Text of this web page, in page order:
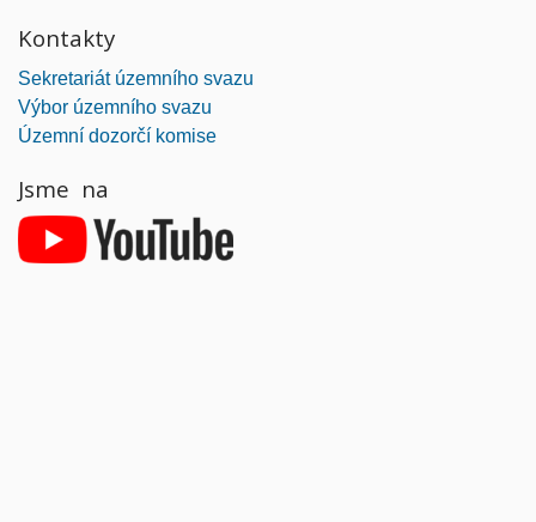
Kontakty
Sekretariát územního svazu
Výbor územního svazu
Územní dozorčí komise
Jsme na